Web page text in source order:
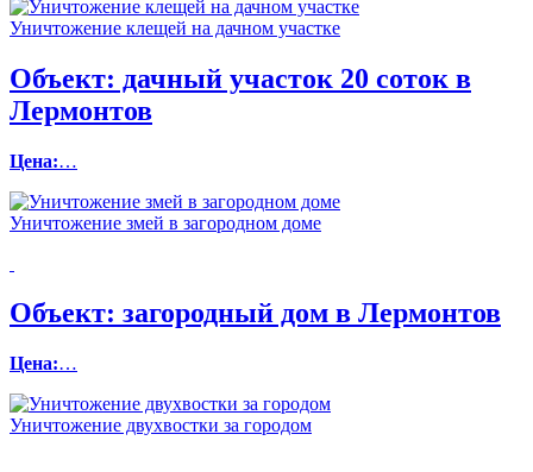
Уничтожение клещей на дачном участке
Объект: дачный участок 20 соток в
Лермонтов
Цена:…
Уничтожение змей в загородном доме
Объект: загородный дом в Лермонтов
Цена:…
Уничтожение двухвостки за городом